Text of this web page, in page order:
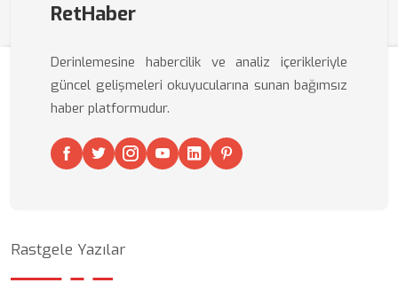
RetHaber
Derinlemesine habercilik ve analiz içerikleriyle
güncel gelişmeleri okuyucularına sunan bağımsız
haber platformudur.
Rastgele Yazılar